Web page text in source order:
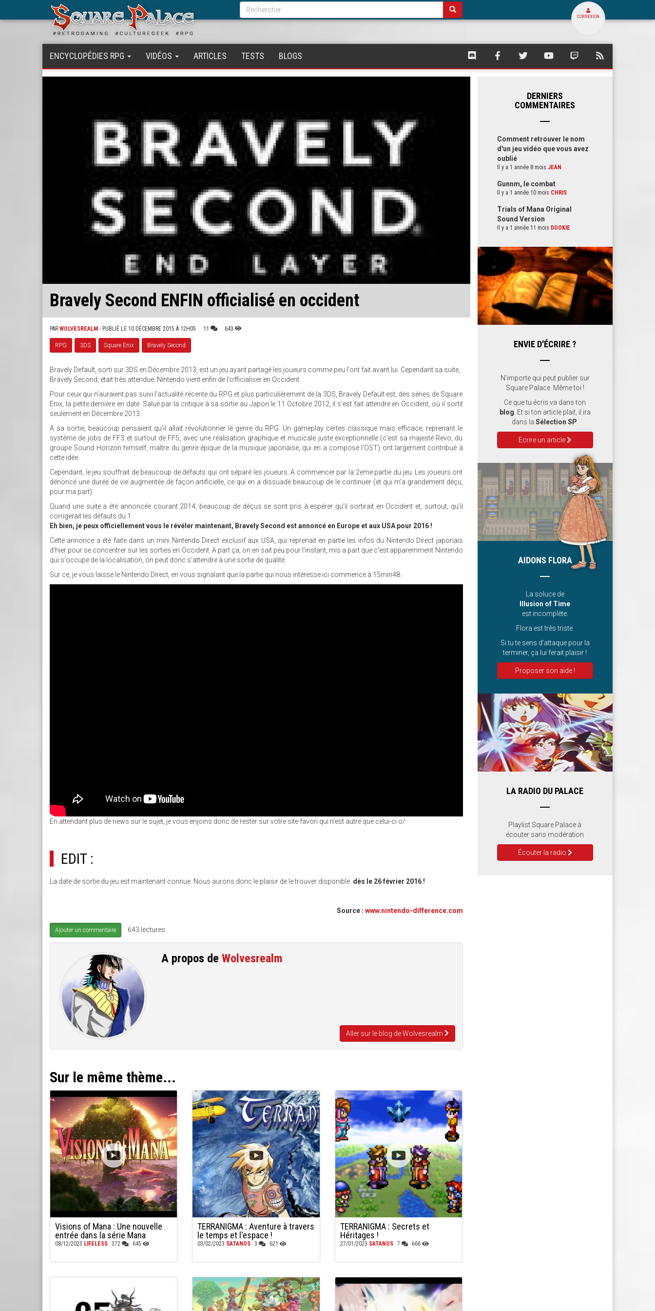
Formulaire
de
recherche
Rechercher
CONNEXION
ENCYCLOPÉDIES RPG VIDÉOS ARTICLES TESTS BLOGS
SQUARE
SQUARE SQUARE SQUARE SQUARE
Bravely Second ENFIN officialisé en occident
PAR WOLVESREALM - PUBLIÉ LE 10 DÉCEMBRE 2015 À 12H05 11 643
RPG 3DS Square Enix Bravely Second
Bravely Default, sorti sur 3DS en Décembre 2013, est un jeu ayant partagé les joueurs comme peu l'ont fait avant lui. Cependant sa suite,
Bravely Second, était très attendue. Nintendo vient enfin de l'officialiser en Occident.
Pour ceux qui n'auraient pas suivi l'actualité récente du RPG et plus particulièrement de la 3DS, Bravely Default est, des séries de Square
Enix, la petite dernière en date. Salué par la critique à sa sortie au Japon le 11 Octobre 2012, il s'est fait attendre en Occident, où il sortit
seulement en Décembre 2013.
A sa sortie, beaucoup pensaient qu'il allait révolutionner le genre du RPG. Un gameplay certes classique mais efficace, reprenant le
système de jobs de FF3 et surtout de FF5, avec une réalisation graphique et musicale juste exceptionnelle (c'est sa majesté Revo, du
groupe Sound Horizon himself, maître du genre épique de la musique japonaise, qui en a composé l'OST) ont largement contribué à
cette idée.
Cependant, le jeu souffrait de beaucoup de défauts qui ont séparé les joueurs. A commencer par la 2eme partie du jeu. Les joueurs ont
dénoncé une durée de vie augmentée de façon artificielle, ce qui en a dissuadé beaucoup de le continuer (et qui m'a grandement déçu,
pour ma part).
Quand une suite a été annoncée courant 2014, beaucoup de déçus se sont pris à espérer qu'il sortirait en Occident et, surtout, qu'il
corrigerait les défauts du 1.
Eh bien, je peux officiellement vous le révéler maintenant, Bravely Second est annoncé en Europe et aux USA pour 2016 !
Cette annonce a été faite dans un mini Nintendo Direct exclusif aux USA, qui reprenait en partie les infos du Nintendo Direct japonais
d'hier pour se concentrer sur les sorties en Occident. A part ça, on en sait peu pour l'instant, mis a part que c'est apparemment Nintendo
qui s'occupe de la localisation, on peut donc s'attendre à une sortie de qualité.
Sur ce, je vous laisse le Nintendo Direct, en vous signalant que la partie qui nous intéresse ici commence à 15min48.
En attendant plus de news sur le sujet, je vous enjoins donc de rester sur votre site favori qui n'est autre que celui-ci o/
EDIT :
La date de sortie du jeu est maintenant connue. Nous aurons donc le plaisir de le trouver disponible dès le 26 février 2016 !
Source : www.nintendo-difference.com
Ajouter un commentaire 643 lectures
A propos deWolvesrealm
Aller sur le blog de Wolvesrealm
Sur le même thème...
Visions of Mana : Une nouvelle
entrée dans la série Mana
08/12/2023 LIFELESS 372 645
TERRANIGMA : Aventure à travers
le temps et l'espace !
03/02/2023 SATANOS 3 621
TERRANIGMA : Secrets et
Héritages !
27/01/2023 SATANOS 7 666
DERNIERS
COMMENTAIRES
Comment retrouver le nom
d'un jeu vidéo que vous avez
oublié
Il y a 1 année 8 mois JEAN
Gunnm, le combat
Il y a 1 année 10 mois CHRIS
Trials of Mana Original
Sound Version
Il y a 1 année 11 mois DOOKIE
ENVIE D'ÉCRIRE ?
N'importe qui peut publier sur
Square Palace. Même toi !
Ce que tu écris va dans ton
blog . Et si ton article plait, il ira
dans la Sélection SP
Ecrire un article
AIDONS FLORA
La soluce de
Illusion of Time
est incomplète.
Flora est très triste.
Si tu te sens d’attaque pour la
terminer, ça lui ferait plaisir !
Proposer son aide !
LA RADIO DU PALACE
Playlist Square Palace à
écouter sans modération
Écouter la radio